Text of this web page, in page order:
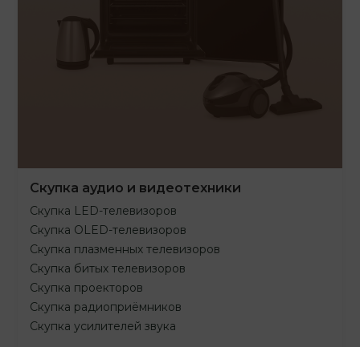
Скупка аудио и видеотехники
Скупка LED-телевизоров
Скупка OLED-телевизоров
Скупка плазменных телевизоров
Скупка битых телевизоров
Скупка проекторов
Скупка радиоприёмников
Скупка усилителей звука